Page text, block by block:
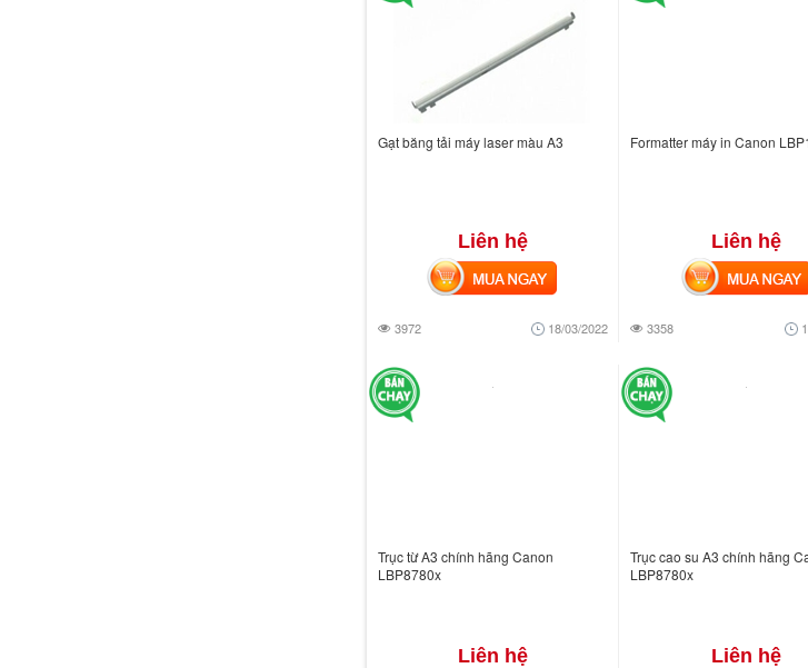
Gạt băng tải máy laser màu A3
Liên hệ
3972 18/03/2022
MUA NGAY
Formatter máy in Canon
Liên hệ
3358
MUA NGAY
Trục từ A3 chính hãng Canon
LBP8780x
Liên hệ
Trục cao su A3 chính hãng
LBP8780x
Liên hệ